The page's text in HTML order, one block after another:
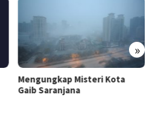
»
Mengungkap Misteri Kota
Gaib Saranjana